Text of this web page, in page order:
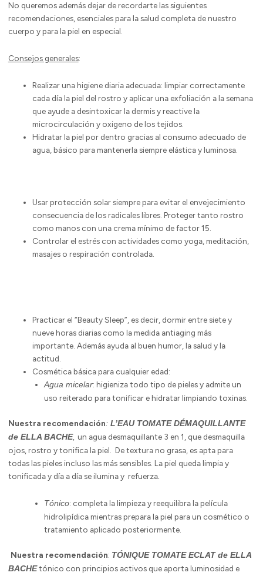
No queremos además dejar de recordarte las siguientes
recomendaciones, esenciales para la salud completa de nuestro
cuerpo y para la piel en especial.
Consejos generales:
Realizar una higiene diaria adecuada: limpiar correctamente
cada día la piel del rostro y aplicar una exfoliación a la semana
que ayude a desintoxicar la dermis y reactive la
microcirculación y oxigeno de los tejidos.
Hidratar la piel por dentro gracias al consumo adecuado de
agua, básico para mantenerla siempre elástica y luminosa.
Usar protección solar siempre para evitar el envejecimiento
consecuencia de los radicales libres. Proteger tanto rostro
como manos con una crema mínimo de factor 15.
Controlar el estrés con actividades como yoga, meditación,
masajes o respiración controlada.
Practicar el “Beauty Sleep”, es decir, dormir entre siete y
nueve horas diarias como la medida antiaging más
importante. Además ayuda al buen humor, la salud y la
actitud.
Cosmética básica para cualquier edad:
Agua micelar: higieniza todo tipo de pieles y admite un
uso reiterado para tonificar e hidratar limpiando toxinas.
Nuestra recomendación : L’EAU TOMATE DÉMAQUILLANTE
de ELLA BACHE, un agua desmaquillante 3 en 1, que desmaquilla
ojos, rostro y tonifica la piel. De textura no grasa, es apta para
todas las pieles incluso las más sensibles. La piel queda limpia y
tonificada y día a día se ilumina y refuerza.
Tónico: completa la limpieza y reequilibra la película
hidrolipídica mientras prepara la piel para un cosmético o
tratamiento aplicado posteriormente.
Nuestra recomendación: TÓNIQUE TOMATE ECLAT de ELLA
BACHEtónico con principios activos que aporta luminosidad e